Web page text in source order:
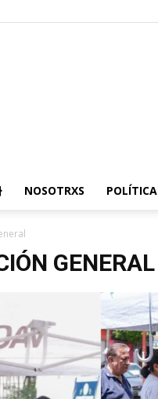
NOSOTRXS POLÍTICA
GENERAL